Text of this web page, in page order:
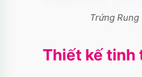
Trứng
Thiết kế tinh